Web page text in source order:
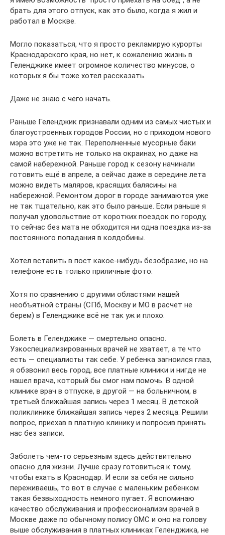
брать для этого отпуск, как это было, когда я жил и
работал в Москве.
Могло показаться, что я просто рекламирую курорты
Краснодарского края, но нет, к сожалению жизнь в
Геленджике имеет огромное количество минусов, о
которых я бы тоже хотел рассказать.
Даже не знаю с чего начать.
Раньше Геленджик признавали одним из самых чистых и
благоустроенных городов России, но с приходом нового
мэра это уже не так. Переполненные мусорные баки
можно встретить не только на окраинах, но даже на
самой набережной. Раньше город к сезону начинали
готовить ещё в апреле, а сейчас даже в середине лета
можно видеть маляров, красящих балясины на
набережной. Ремонтом дорог в городе занимаются уже
не так тщательно, как это было раньше. Если раньше я
получал удовольствие от коротких поездок по городу,
то сейчас без мата не обходится ни одна поездка из-за
постоянного попадания в колдобины.
Хотел вставить в пост какое-нибудь безобразие, но на
телефоне есть только приличные фото.
Хотя по сравнению с другими областями нашей
необъятной страны (СПб, Москву и МО в расчет не
берем) в Геленджике всё не так уж и плохо.
Болеть в Геленджике — смертельно опасно.
Узкоспециализированных врачей не хватает, а те что
есть — специалисты так себе. У ребенка загноился глаз,
я обзвонил весь город, все платные клиники и нигде не
нашел врача, который бы смог нам помочь. В одной
клинике врач в отпуске, в другой — на больничном, в
третьей ближайшая запись через 1 месяц. В детской
поликлинике ближайшая запись через 2 месяца. Решили
вопрос, приехав в платную клинику и попросив принять
нас без записи.
Заболеть чем-то серьезным здесь действительно
опасно для жизни. Лучше сразу готовиться к тому,
чтобы ехать в Краснодар. И если за себя не сильно
переживаешь, то вот в случае с маленьким ребенком
такая безвыходность немного пугает. Я вспоминаю
качество обслуживания и профессионализм врачей в
Москве даже по обычному полису ОМС и оно на голову
выше обслуживания в платных клиниках Геленджика, не